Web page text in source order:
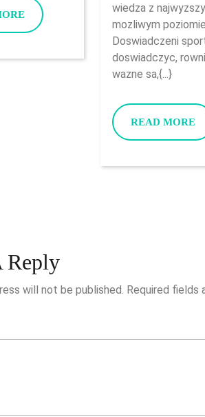
Cas
De
SpinVibe
READ
MORE
wiedza z
mozliwym poziomie
Doswiadczeni
doswiadczyc,
wazne sa,{...}
READ MORE
Reply
will not be published. Required fields